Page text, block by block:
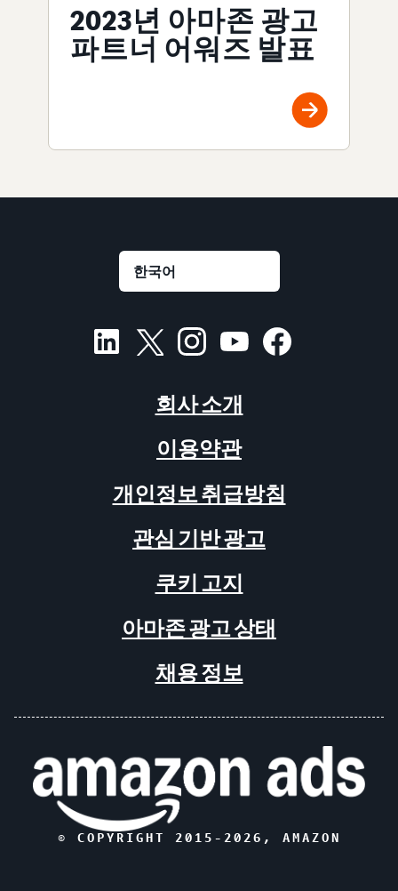
2023년 아마존 광고
파트너 어워즈 발표
회사 소개
이용약관
개인정보 취급방침
관심 기반 광고
쿠키 고지
아마존 광고 상태
채용 정보
© COPYRIGHT 2015- 2026 , AMAZON